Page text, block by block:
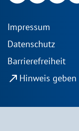
Impressum
Datenschutz
Barrierefreiheit
north_east Hinweis geben